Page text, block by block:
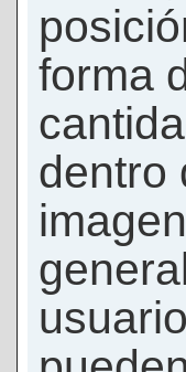
forma
dentro